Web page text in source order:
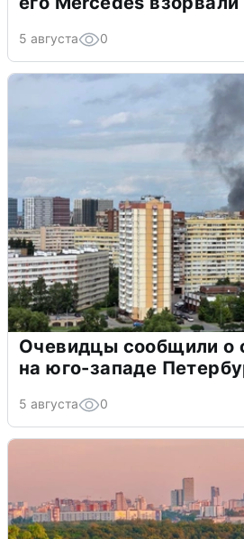
5 августа 0
Очевидцы сообщили о
на юго-западе
5 августа 0